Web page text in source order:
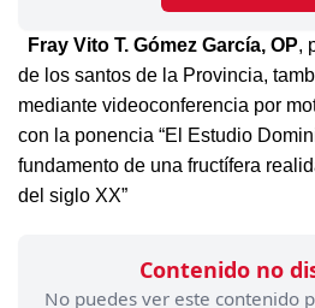
Fray Vito T. Gómez García, OP,
de los santos de la Provincia,
mediante videoconferencia por
con la ponencia “El Estudio
fundamento de una fructífera
del siglo XX”
Contenido no
No puedes ver este contenido